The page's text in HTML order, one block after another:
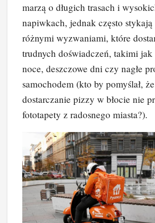
marzą o długich trasach i
napiwkach, jednak często stykają
różnymi wyzwaniami, które
trudnych doświadczeń, takimi jak
noce, deszczowe dni czy nagłe
samochodem (kto by pomyślał, że
dostarczanie pizzy w błocie nie
fototapety z radosnego miasta?).